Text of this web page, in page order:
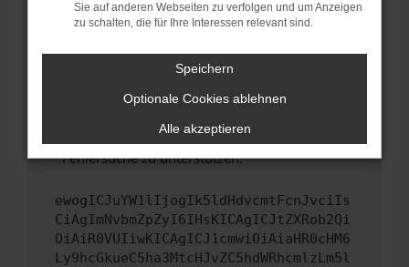
führen, dass bestimmte Funktionen nicht mehr
unterstützt werden.
Wende dich an den Webseitenbetreiber.
Wenn du alle oben genannten Schritte versucht
hast, kontaktiere uns bitte. Wir werden
uns diesen Text schicken, um uns bei der
Fehlersuche zu unterstützen:
ewogICJuYW1lIjogIk5ldHdvcmtFcnJvciIs
CiAgImNvbmZpZyI6IHsKICAgICJtZXRob2Qi
OiAiR0VUIiwKICAgICJ1cmwiOiAiaHR0cHM6
Ly9hcGkueC5ha3MtcHJvZC5hdWRhcmlzLm5l
Sie auf anderen Webseiten zu verfolgen und um Anzeigen
zu schalten, die für Ihre Interessen relevant sind.
Speichern
Optionale Cookies ablehnen
Alle akzeptieren